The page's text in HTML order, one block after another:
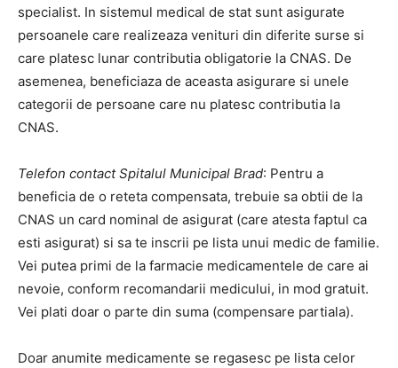
specialist. In sistemul medical de stat sunt asigurate
persoanele care realizeaza venituri din diferite surse si
care platesc lunar contributia obligatorie la CNAS. De
asemenea, beneficiaza de aceasta asigurare si unele
categorii de persoane care nu platesc contributia la
CNAS.
Telefon contact Spitalul Municipal Brad: Pentru a
beneficia de o reteta compensata, trebuie sa obtii de la
CNAS un card nominal de asigurat (care atesta faptul ca
esti asigurat) si sa te inscrii pe lista unui medic de familie.
Vei putea primi de la farmacie medicamentele de care ai
nevoie, conform recomandarii medicului, in mod gratuit.
Vei plati doar o parte din suma (compensare partiala).
Doar anumite medicamente se regasesc pe lista celor